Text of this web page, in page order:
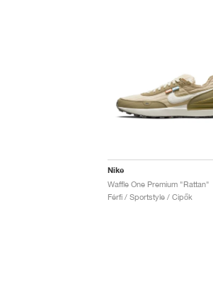
Nike
Waffle One Premium "Rattan"
Férfi / Sportstyle / Cipők